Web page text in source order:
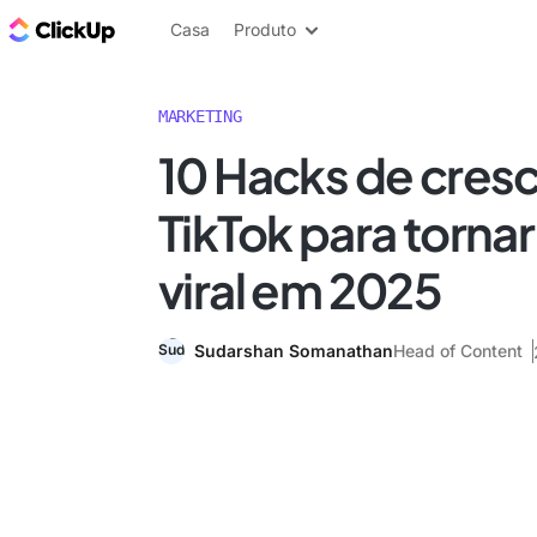
ClickUp Blogue
Casa Produto
MARKETING
10 Hacks de
TikTok para
viral em 2025
Sudarshan SomanathanHead of Content